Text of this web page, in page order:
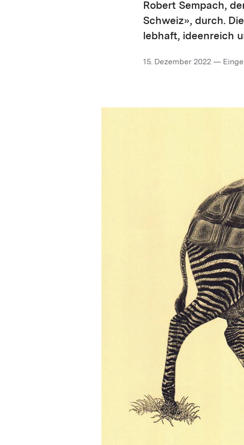
Robert Sempach,
Schweiz», durch.
lebhaft, ideenreich
15. Dezember 2022 —